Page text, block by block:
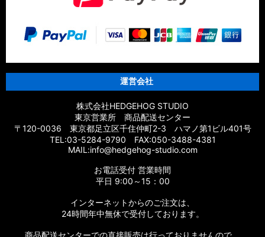
運営会社
株式会社HEDGEHOG STUDIO
東京営業所 商品配送センター
〒120-0036 東京都足立区千住仲町2-3 ハマノ第1ビル401号
TEL:03-5284-9790 FAX:050-3488-4381
MAIL:info@hedgehog-studio.com
お電話受付 営業時間
平日 9:00～15：00
インターネットからのご注文は、
24時間年中無休で受付しております。
商品配送センターでの直接販売は行っておりませんので、